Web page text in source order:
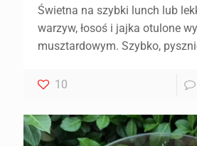
Świetna na szybki lunch lub
warzyw, łosoś i jajka otulone
musztardowym. Szybko,
10